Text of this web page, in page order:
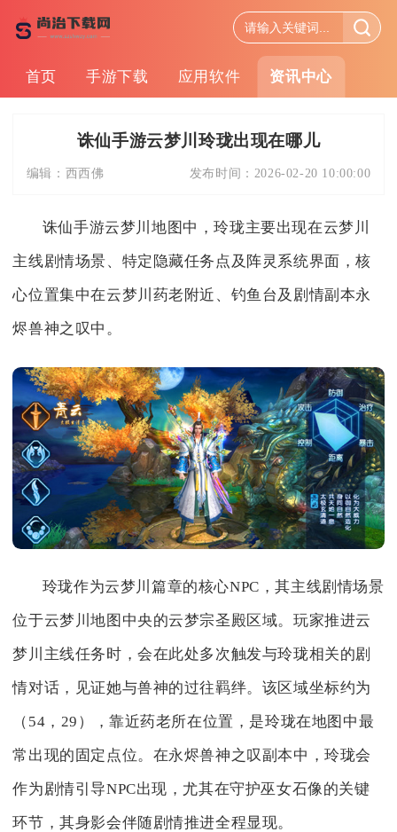
首页 手游下载 应用软件 资讯中心
诛仙手游云梦川玲珑出现在哪儿
编辑： 西西佛 发布时间： 2026-02-20 10:00:00
诛仙手游云梦川地图中，玲珑主要出现在云梦川
主线剧情场景、特定隐藏任务点及阵灵系统界面，核
心位置集中在云梦川药老附近、钓鱼台及剧情副本永
烬兽神之叹中。
玲珑作为云梦川篇章的核心NPC，其主线剧情场景
位于云梦川地图中央的云梦宗圣殿区域。玩家推进云
梦川主线任务时，会在此处多次触发与玲珑相关的剧
情对话，见证她与兽神的过往羁绊。该区域坐标约为
（54，29），靠近药老所在位置，是玲珑在地图中最
常出现的固定点位。在永烬兽神之叹副本中，玲珑会
作为剧情引导NPC出现，尤其在守护巫女石像的关键
环节，其身影会伴随剧情推进全程显现。